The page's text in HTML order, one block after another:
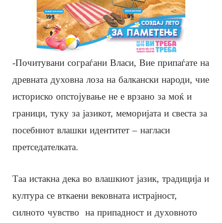
-Почитувани сограѓани Власи, Вие припаѓате на
древната духовна лоза на балкански народи, чие
историско опстојување не е врзано за моќ и
граници, туку за јазикот, меморијата и свеста за
посебниот влашки идентитет – нагласи
претседателката.
Таа истакна дека во влашкиот јазик, традиција и
култура се вткаени вековната истрајност,
силното чувство на припадност и духовното